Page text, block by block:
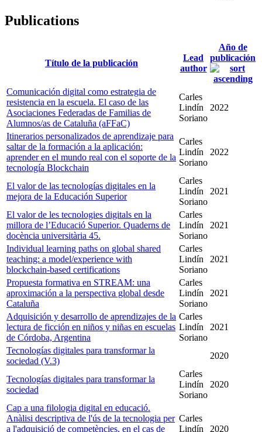
Publications
Título de la publicación
Lead
author
Año de
publicación
Comunicación digital como estrategia de
resistencia en la escuela. El caso de las
Asociaciones Federadas de Familias de
Alumnos/as de Cataluña (aFFaC)
Carles
Lindín
Soriano
2022
Itinerarios personalizados de aprendizaje para
saltar de la formación a la aplicación:
aprender en el mundo real con el soporte de la
tecnología Blockchain
Carles
Lindín
Soriano
2022
El valor de las tecnologías digitales en la
mejora de la Educación Superior
Carles
Lindín
Soriano
2021
El valor de les tecnologies digitals en la
millora de l’Educació Superior. Quaderns de
docència universitària 45.
Carles
Lindín
Soriano
2021
Individual learning paths on global shared
teaching: a model/experience with
blockchain-based certifications
Carles
Lindín
Soriano
2021
Propuesta formativa en STREAM: una
aproximación a la perspectiva global desde
Cataluña
Carles
Lindín
Soriano
2021
Adquisición y desarrollo de aprendizajes de la
lectura de ficción en niños y niñas en escuelas
de Córdoba, Argentina
Carles
Lindín
Soriano
2021
Tecnologías digitales para transformar la
sociedad (V.3)
2020
Tecnologías digitales para transformar la
sociedad
Carles
Lindín
Soriano
2020
Cap a una filologia digital en educació.
Anàlisi descriptiva de l'ús de la tecnologia per
a l'adquisició de competències, en el cas de
Carles
Lindín
2020